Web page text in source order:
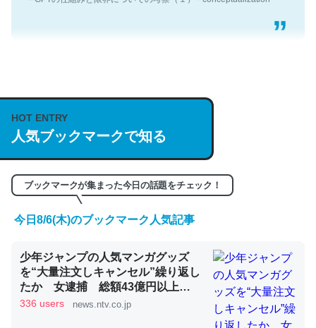
説してる記事が少ないので貴重な良記事。/続編来た
https://isobe324649.hatenablog.com/entry/2023/03/27
/064121
─GPTの仕組みと限界についての考察（１） - conceptualization
くらい。小説でいう「ずっと前の伏線」は回収されないけ
ど、短期記憶というには多い分量。進化すればするほど分
かりやすく強くなりそう
─GPTの仕組みと限界についての考察（１） - conceptualization
HOT ENTRY
人気ブックマークで知る
ブックマークが集まった今日の話題をチェック！
今日8/6(木)のブックマーク人気記事
少年ジャンプの人気マンガグッズ
を“大量注文しキャンセル”繰り返し
たか 女逮捕 総額43億円以上
（2026年8月6日掲載）｜日テレ
336 users news.ntv.co.jp